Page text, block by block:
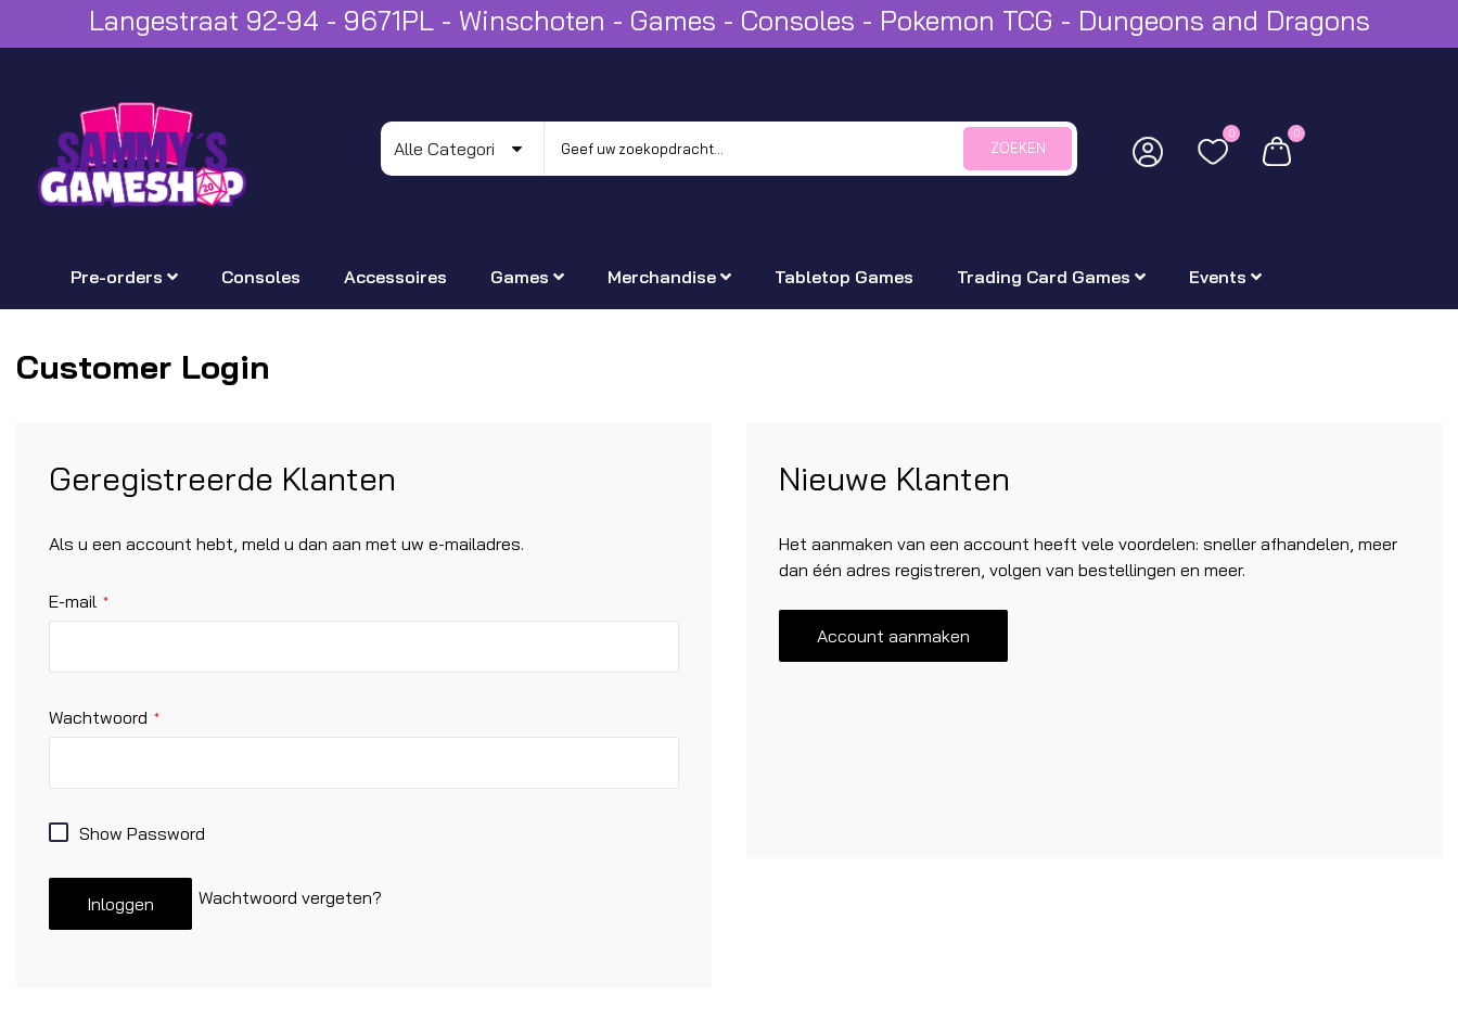
Langestraat 92-94 - 9671PL - Winschoten - Games - Consoles - Pokemon TCG - Dungeons and Dragons
ZOEKEN
0 0
Pre-orders Consoles Accessoires Games Merchandise Tabletop Games Trading Card Games Events
Customer Login
Geregistreerde Klanten
Als u een account hebt, meld u dan aan met uw e-mailadres.
E-mail
Wachtwoord
Show Password
Inloggen Wachtwoord vergeten?
Nieuwe Klanten
Het aanmaken van een account heeft vele voordelen: sneller afhandelen, meer
dan één adres registreren, volgen van bestellingen en meer.
Account aanmaken